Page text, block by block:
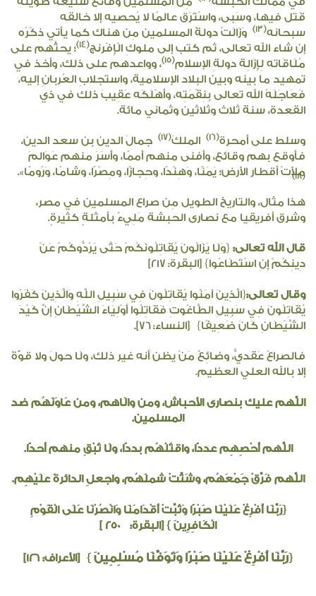
قَتل فيها، وسَبى، واسْتَرَق عالمًا لا يُحصيه إلا خالقه
سبحانه(13)
وَزَالَتْ دولةُ المسلمين مِن هناك كما يأتي ذِكْرُه
إن شاء الله تعالى، ثم كتب إلى ملوكِ الْإِفْرنج(14)
؛ يحثُّهم على
مُلَاقَاته لِإِزَالِة دولةِ الإسلام(15)
، وواعدهم على ذلك، وأخذ في
تمهيد ما بينه وبين البلاد الإسلامية، واستجلابِ العُربانِ إليه،
فَعَاجَلَهُ الله تعالى بِنِقْمَتِه، وأهْلَكَه عَقِيبَ ذلك في ذي
القعدة، سنةَ ثلاث وثلاثين وثماني مائة.
وسلط على أمحرة(16) الملكَ(17)
جمالَ الدين بن سعد الدين،
فأوقع بهم وقائع، وأفنى منهم أممًا، وأَسَرَ منهم عَوَالمَ
ملأتْ أقطار الأرض؛ يَمَنًا، وَهِنْدًا، وحِجازًا، ومِصْرًا، وشامًا، وَرُومًا».
(18)
هذا مثال، والتاريخ الطويل مِن صراع المسلمين في مصر،
وشرق أفريقيا مع نصارى الحبشة مَلِيءٌ بأمثلةٍ كثيرةٍ.
قال الله تعالى: {وَلَا يَزَالُونَ يُقَاتِلُونَكُمْ حَتَّى يَرُدُّوكُمْ عَنْ
دِينِكُمْ إِنِ اسْتَطَاعُوا} [البقرة: ٢١٧]
وقال تعالى:{الَّذِينَ آمَنُوا يُقَاتِلُونَ فِي سَبِيلِ اللَّهِ وَالَّذِينَ كَفَرُوا
يُقَاتِلُونَ فِي سَبِيلِ الطَّاغُوتِ فَقَاتِلُوا أَوْلِيَاءَ الشَّيْطَانِ إِنَّ كَيْدَ
الشَّيْطَانِ كَانَ ضَعِيفًا} [النساء: ٧٦].
فالصراعُ عَقديٌّ، وضائِعٌ مَنْ يظن أنه غير ذلك، ولَا حولَ ولا قوًّةَ
إلا بالله العلي العظيم.
اللَّهم عليك بنصارى الأحباش، ومن والَاهم، ومن عَاوَنَهُم ضد
المسلمين.
اللَّهم أَحْصِهِم عددًا، واقتُلْهُم بددًا، ولَا تُبْقِ منهم أحدًا.
اللَّهم فَرِّقْ جَمْعَهُم، وشَتِّتْ شملَهُم، واجعلِ الدائرةَ علَيْهِم.
{رَبَّنَا أَفْرِغْ عَلَيْنَا صَبْرًا وَثَبِّتْ أَقْدَامَنَا وَانْصُرْنَا عَلَى الْقَوْمِ
الْكَافِرِينَ } [البقرة: 250
]
{رَبَّنَا أَفْرِغْ عَلَيْنَا صَبْرًا وَتَوَفَّنَا مُسْلِمِينَ } [الأعراف: ١٢٦]